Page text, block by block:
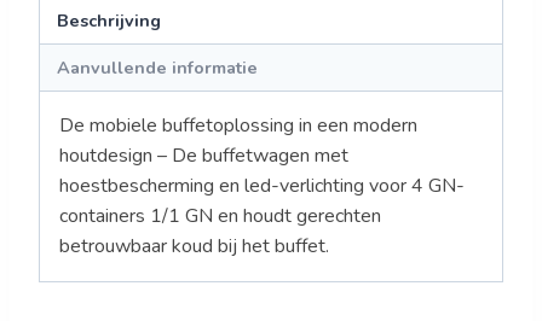
Beschrijving
Aanvullende informatie
De mobiele buffetoplossing in een modern
houtdesign – De buffetwagen met
hoestbescherming en led-verlichting voor 4 GN-
containers 1/1 GN en houdt gerechten
betrouwbaar koud bij het buffet.